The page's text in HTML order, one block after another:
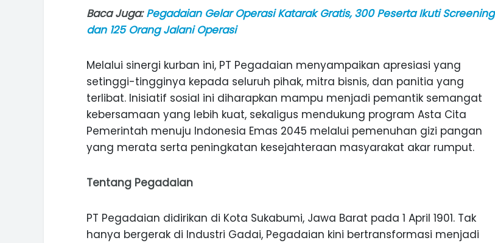
Baca Juga:Pegadaian Gelar Operasi Katarak Gratis, 300 Peserta Ikuti Screening
dan 125 Orang Jalani Operasi
Melalui sinergi kurban ini, PT Pegadaian menyampaikan apresiasi yang
setinggi-tingginya kepada seluruh pihak, mitra bisnis, dan panitia yang
terlibat. Inisiatif sosial ini diharapkan mampu menjadi pemantik semangat
kebersamaan yang lebih kuat, sekaligus mendukung program Asta Cita
Pemerintah menuju Indonesia Emas 2045 melalui pemenuhan gizi pangan
yang merata serta peningkatan kesejahteraan masyarakat akar rumput.
Tentang Pegadaian
PT Pegadaian didirikan di Kota Sukabumi, Jawa Barat pada 1 April 1901. Tak
hanya bergerak di Industri Gadai, Pegadaian kini bertransformasi menjadi